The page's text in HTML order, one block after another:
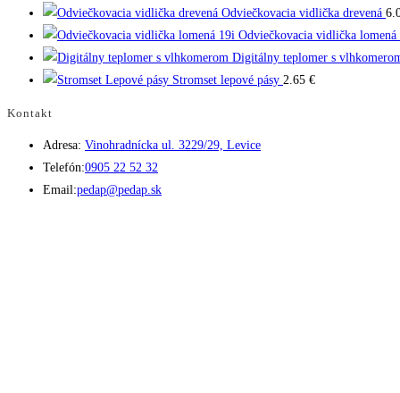
Odviečkovacia vidlička drevená
Odviečkovacia vidlička lomená
Digitálny teplomer s
Stromset lepové pásy 2.65 €
Kontakt
Adresa: Vinohradnícka ul. 3229/29, Levice
Telefón:0905 22 52 32
in
Email:pedap@pedap.skOpens